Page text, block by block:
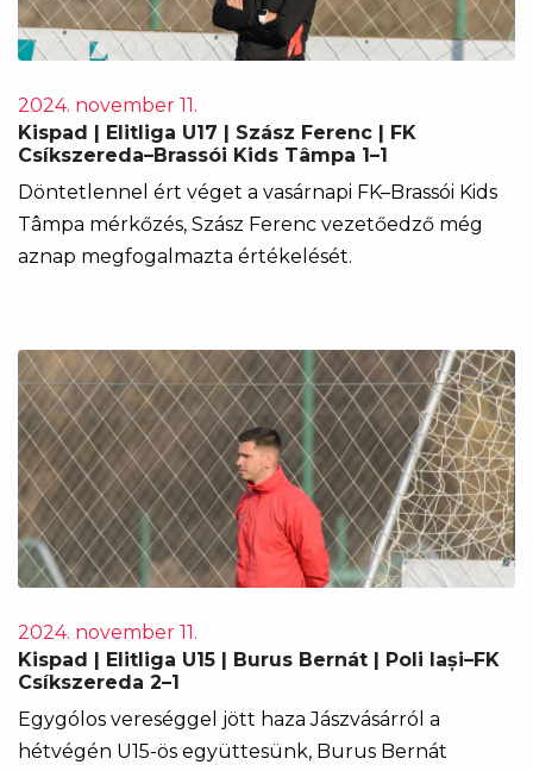
2024. november 11.
Kispad | Elitliga U17 | Szász Ferenc | FK
Csíkszereda–Brassói Kids Tâmpa 1–1
Döntetlennel ért véget a vasárnapi FK–Brassói Kids
Tâmpa mérkőzés, Szász Ferenc vezetőedző még
aznap megfogalmazta értékelését.
2024. november 11.
Kispad | Elitliga U15 | Burus Bernát | Poli Iași–FK
Csíkszereda 2–1
Egygólos vereséggel jött haza Jászvásárról a
hétvégén U15-ös együttesünk, Burus Bernát